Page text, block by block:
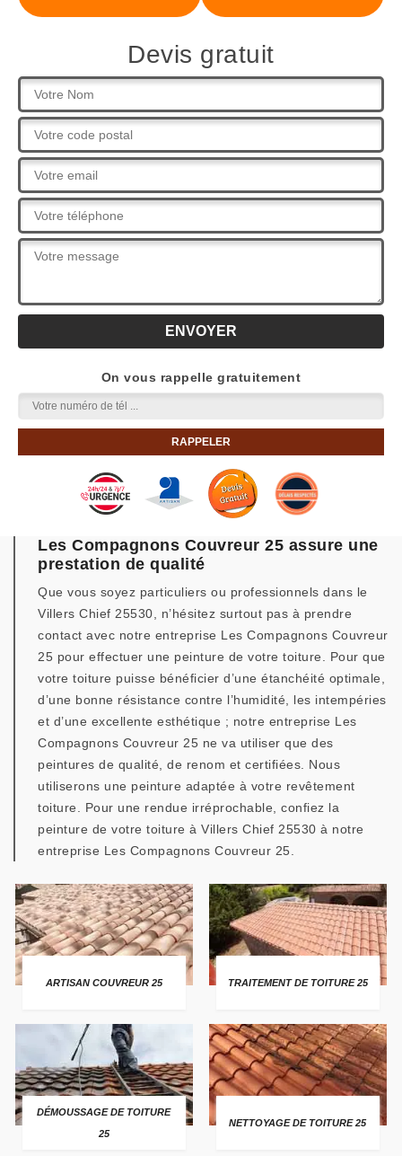
Devis gratuit
On vous rappelle gratuitement
Les Compagnons Couvreur 25 assure une
prestation de qualité
Que vous soyez particuliers ou professionnels dans le
Villers Chief 25530, n’hésitez surtout pas à prendre
contact avec notre entreprise Les Compagnons Couvreur
25 pour effectuer une peinture de votre toiture. Pour que
votre toiture puisse bénéficier d’une étanchéité optimale,
d’une bonne résistance contre l’humidité, les intempéries
et d’une excellente esthétique ; notre entreprise Les
Compagnons Couvreur 25 ne va utiliser que des
peintures de qualité, de renom et certifiées. Nous
utiliserons une peinture adaptée à votre revêtement
toiture. Pour une rendue irréprochable, confiez la
peinture de votre toiture à Villers Chief 25530 à notre
entreprise Les Compagnons Couvreur 25.
ARTISAN COUVREUR 25 TRAITEMENT DE TOITURE 25
DÉMOUSSAGE DE TOITURE
25
NETTOYAGE DE TOITURE 25